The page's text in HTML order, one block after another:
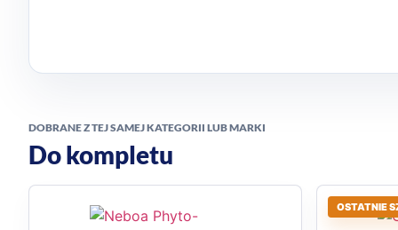
Ten produkt można stosować na 3 sposoby: jako
do włosów suchych i zniszczonych
do włosów średnioporowatych
bananowy zapach
DOBRANE Z TEJ SAMEJ KATEGORII LUB MARKI
Do kompletu
OSTATNIE